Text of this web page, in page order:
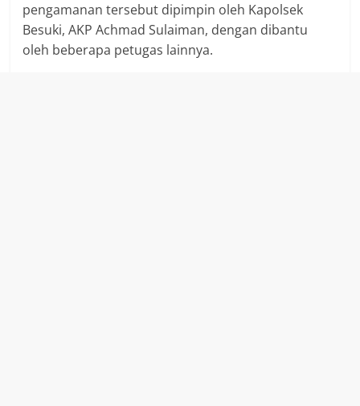
pengamanan tersebut dipimpin oleh Kapolsek
Besuki, AKP Achmad Sulaiman, dengan dibantu
oleh beberapa petugas lainnya.